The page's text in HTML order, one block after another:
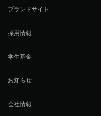
ブランドサイト
採用情報
学生基金
お知らせ
会社情報